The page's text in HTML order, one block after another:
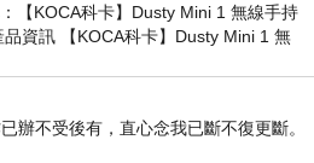
【KOCA科卡】Dusty Mini 1 無線手持
品資訊 【KOCA科卡】Dusty Mini 1 無
器評語： 能吸、能吹兼具兩
辦不受後有，直心念我已斷不復更斷。